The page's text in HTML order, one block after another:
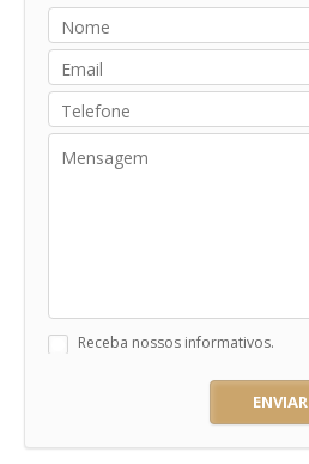
Receba nossos informativos.
ENVIAR